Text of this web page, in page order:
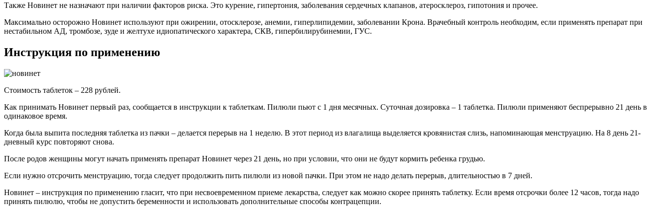
Также Новинет не назначают при наличии факторов риска. Это курение, гипертония, заболевания сердечных клапанов, атеросклероз, гипотония и прочее.
Максимально осторожно Новинет используют при ожирении, отосклерозе, анемии, гиперлипидемии, заболевании Крона. Врачебный контроль необходим, если применять препарат при
нестабильном АД, тромбозе, зуде и желтухе идиопатического характера, СКВ, гипербилирубинемии, ГУС.
Инструкция по применению
Стоимость таблеток – 228 рублей.
Как принимать Новинет первый раз, сообщается в инструкции к таблеткам. Пилюли пьют с 1 дня месячных. Суточная дозировка – 1 таблетка. Пилюли применяют беспрерывно 21 день в
одинаковое время.
Когда была выпита последняя таблетка из пачки – делается перерыв на 1 неделю. В этот период из влагалища выделяется кровянистая слизь, напоминающая менструацию. На 8 день 21-
дневный курс повторяют снова.
После родов женщины могут начать применять препарат Новинет через 21 день, но при условии, что они не будут кормить ребенка грудью.
Если нужно отсрочить менструацию, тогда следует продолжить пить пилюли из новой пачки. При этом не надо делать перерыв, длительностью в 7 дней.
Новинет – инструкция по применению гласит, что при несвоевременном приеме лекарства, следует как можно скорее принять таблетку. Если время отсрочки более 12 часов, тогда надо
принять пилюлю, чтобы не допустить беременности и использовать дополнительные способы контрацепции.